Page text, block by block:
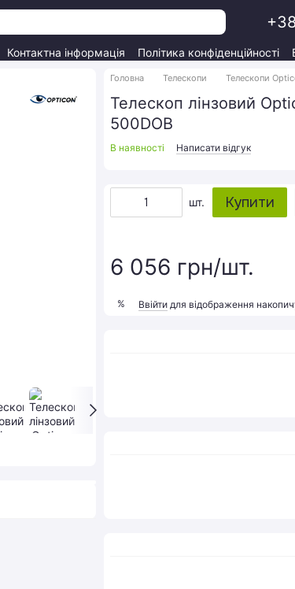
Контактна інформація Політика конфіденційності
Головна Телескопи Телескопи
Телескоп лінзовий
500DOB
В наявності Написати відгук
шт. Купити
6 056 грн/шт.
% Ввійти для відображення